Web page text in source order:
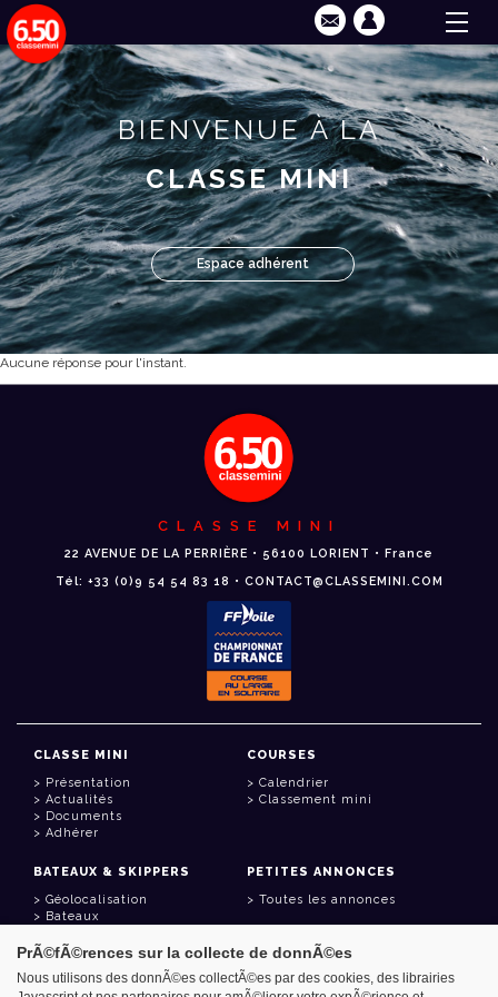
BIENVENUE À LA
CLASSE MINI
Espace adhérent
Aucune réponse pour l'instant.
CLASSE MINI
22 AVENUE DE LA PERRIÈRE • 56100 LORIENT • France
Tél: +33 (0)9 54 54 83 18 • CONTACT@CLASSEMINI.COM
CLASSE MINI
Présentation
Actualités
Documents
Adhérer
COURSES
Calendrier
Classement mini
BATEAUX & SKIPPERS
Géolocalisation
Bateaux
PETITES ANNONCES
Toutes les annonces
LIENS UTILES
PrÃ©fÃ©rences sur la collecte de donnÃ©es
Nous utilisons des donnÃ©es collectÃ©es par des cookies, des librairies